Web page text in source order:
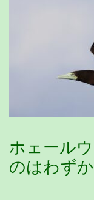
ホェール
のはわず